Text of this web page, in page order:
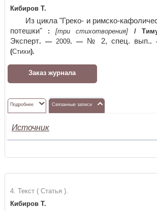
Кибиров Т.
Из цикла "Греко- и римско-
потешки"
: [три стихотворения] /
Эксперт. —2009. — № 2, спец. вып..
(Стихи).
Заказ журнала
Подробнее Связанные записи
Источник
4. Текст ( Статья ).
Кибиров Т.